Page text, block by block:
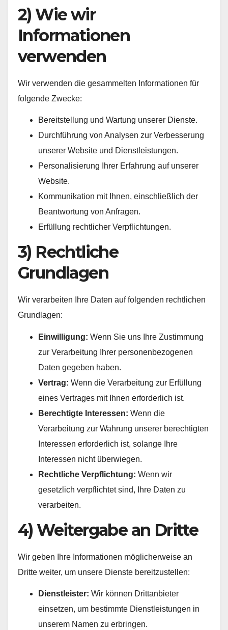
2) Wie wir
Informationen
verwenden
Wir verwenden die gesammelten Informationen für
folgende Zwecke:
Bereitstellung und Wartung unserer Dienste.
Durchführung von Analysen zur Verbesserung
unserer Website und Dienstleistungen.
Personalisierung Ihrer Erfahrung auf unserer
Website.
Kommunikation mit Ihnen, einschließlich der
Beantwortung von Anfragen.
Erfüllung rechtlicher Verpflichtungen.
3) Rechtliche
Grundlagen
Wir verarbeiten Ihre Daten auf folgenden rechtlichen
Grundlagen:
Einwilligung: Wenn Sie uns Ihre Zustimmung
zur Verarbeitung Ihrer personenbezogenen
Daten gegeben haben.
Vertrag: Wenn die Verarbeitung zur Erfüllung
eines Vertrages mit Ihnen erforderlich ist.
Berechtigte Interessen: Wenn die
Verarbeitung zur Wahrung unserer berechtigten
Interessen erforderlich ist, solange Ihre
Interessen nicht überwiegen.
Rechtliche Verpflichtung: Wenn wir
gesetzlich verpflichtet sind, Ihre Daten zu
verarbeiten.
4) Weitergabe an Dritte
Wir geben Ihre Informationen möglicherweise an
Dritte weiter, um unsere Dienste bereitzustellen:
Dienstleister: Wir können Drittanbieter
einsetzen, um bestimmte Dienstleistungen in
unserem Namen zu erbringen.